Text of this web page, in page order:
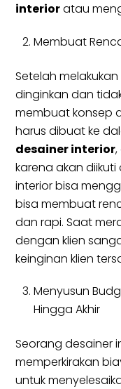
interioratau
Membuat
Setelah
dinginkan dan
membuat konsep
harus dibuat ke
desainer interior
karena akan
interior bisa
bisa membuat
dan rapi. Saat
dengan klien
keinginan klien
Menyusun
Hingga Akhir
Seorang desainer
memperkirakan
untuk